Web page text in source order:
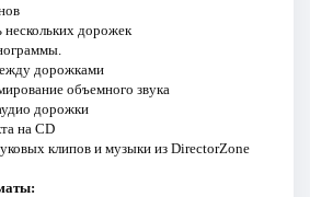
нескольких дорожек
дорожками
объемного звука
дорожки
на CD
клипов и музыки из DirectorZone